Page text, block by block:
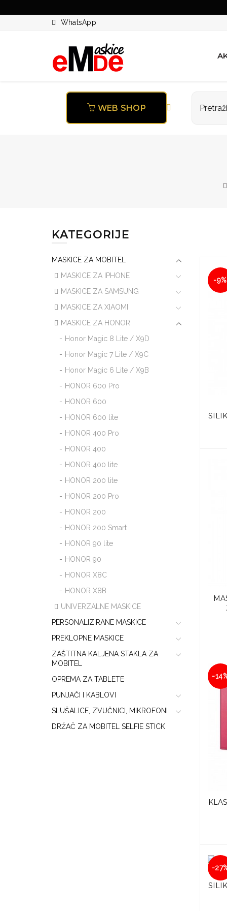
WhatsApp
WEB SHOP
KATEGORIJE
MASKICE ZA MOBITEL
MASKICE ZA IPHONE
MASKICE ZA SAMSUNG
MASKICE ZA XIAOMI
MASKICE ZA HONOR
Honor Magic 8 Lite / X9D
Honor Magic 7 Lite / X9C
Honor Magic 6 Lite / X9B
HONOR 600 Pro
HONOR 600
HONOR 600 lite
HONOR 400 Pro
HONOR 400
HONOR 400 lite
HONOR 200 lite
HONOR 200 Pro
HONOR 200
HONOR 200 Smart
HONOR 90 lite
HONOR 90
HONOR X8C
HONOR X8B
UNIVERZALNE MASKICE
PERSONALIZIRANE MASKICE
PREKLOPNE MASKICE
ZAŠTITNA KALJENA STAKLA ZA
MOBITEL
OPREMA ZA TABLETE
PUNJAČI I KABLOVI
SLUŠALICE, ZVUČNICI, MIKROFONI
DRŽAČ ZA MOBITEL SELFIE STICK
-9%
-
-